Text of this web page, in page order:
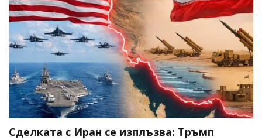
Сделката с Иран се изплъзва: Тръмп